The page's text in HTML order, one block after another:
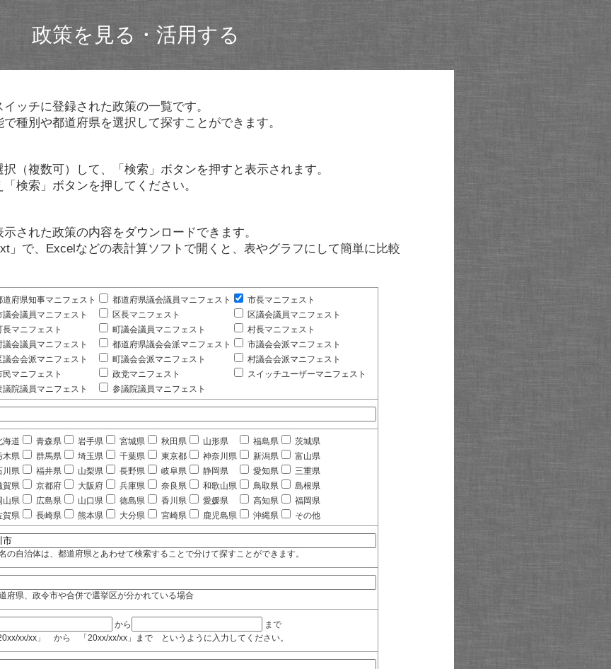
政策を見る・活用する
ッチに登録された政策の一覧です。
種別や都道府県を選択して探すことができます。
（複数可）して、「検索」ボタンを押すと表示されます。
検索」ボタンを押してください。
された政策の内容をダウンロードできます。
」で、Excelなどの表計算ソフトで開くと、表やグラフにして簡単に比較
道府県知事マニフェスト 都道府県議会議員マニフェスト
市長マニフェスト
議会議員マニフェスト
区長マニフェスト
区議会議員マニフェスト
長マニフェスト
町議会議員マニフェスト
村長マニフェスト
議会議員マニフェスト
都道府県議会会派マニフェスト
市議会会派マニフェスト
議会会派マニフェスト
町議会会派マニフェスト
村議会会派マニフェスト
民マニフェスト
政党マニフェスト
スイッチユーザーマニフェスト
議院議員マニフェスト
参議院議員マニフェスト
海道 青森県 岩手県 宮城県 秋田県 山形県 福島県
茨城県
木県
群馬県 埼玉県 千葉県 東京都 神奈川県 新潟県
富山県
川県
福井県 山梨県 長野県 岐阜県 静岡県 愛知県
三重県
賀県
京都府 大阪府 兵庫県 奈良県 和歌山県 鳥取県
島根県
山県
広島県 山口県 徳島県 香川県 愛媛県 高知県
福岡県
賀県
長崎県 熊本県 大分県 宮崎県 鹿児島県 沖縄県 その他
の自治体は、都道府県とあわせて検索することで分けて探すことができます。
府県、政令市や合併で選挙区が分かれている場合
から
まで
xx/xx」 から 「20xx/xx/xx」まで というように入力してください。